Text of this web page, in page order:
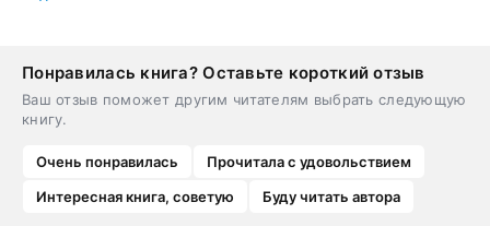
Понравилась книга? Оставьте короткий отзыв
Ваш отзыв поможет другим читателям выбрать следующую
книгу.
Очень понравилась
Прочитала с удовольствием
Интересная книга, советую
Буду читать автора